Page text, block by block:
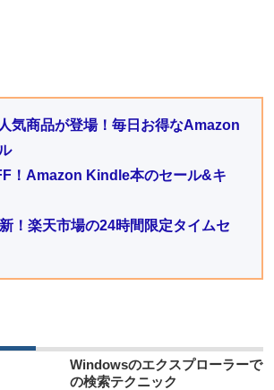
気商品が登場！毎日お得なAmazon
！Amazon Kindle本のセール&キ
！楽天市場の24時間限定タイムセ
Windowsのエクスプローラーで
の検索テクニック